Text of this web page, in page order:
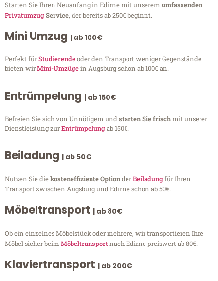
Starten Sie Ihren Neuanfang in Edirne mit unserem umfassenden
PrivatumzugService, der bereits ab 250€ beginnt.
Mini Umzug | ab 100€
Perfekt fürStudierendeoder den Transport weniger Gegenstände
bieten wirMini-Umzügein Augsburg schon ab 100€ an.
Entrümpelung | ab 150€
Befreien Sie sich von Unnötigem undstarten Sie frischmit unserer
Dienstleistung zurEntrümpelungab 150€.
Beiladung | ab 50€
Nutzen Sie diekosteneffiziente OptionderBeiladungfür Ihren
Transport zwischen Augsburg und Edirne schon ab 50€.
Möbeltransport | ab 80€
Ob ein einzelnes Möbelstück oder mehrere, wir transportieren Ihre
Möbel sicher beim Möbeltransportnach Edirne preiswert ab 80€.
Klaviertransport | ab 200€